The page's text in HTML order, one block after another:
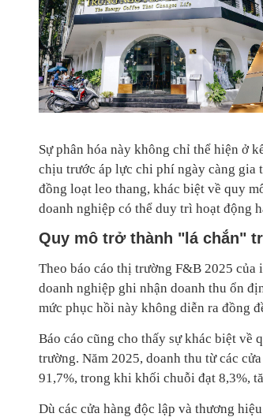
Sự phân hóa này không chỉ thể hiện ở
chịu trước áp lực chi phí ngày càng gia
đồng loạt leo thang, khác biệt về quy
doanh nghiệp có thể duy trì hoạt động
Quy mô trở thành "lá chắn"
Theo báo cáo thị trường F&B 2025 của
doanh nghiệp ghi nhận doanh thu ổn
mức phục hồi này không diễn ra đồng
Báo cáo cũng cho thấy sự khác biệt về
trường. Năm 2025, doanh thu từ các
91,7%, trong khi khối chuỗi đạt 8,3%,
Dù các cửa hàng độc lập và thương